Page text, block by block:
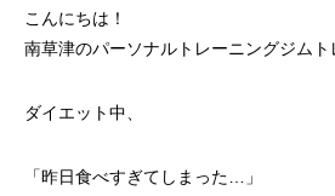
こんにちは！
南草津のパーソナルトレーニングジム
ダイエット中、
「昨日食べすぎてしまった…」